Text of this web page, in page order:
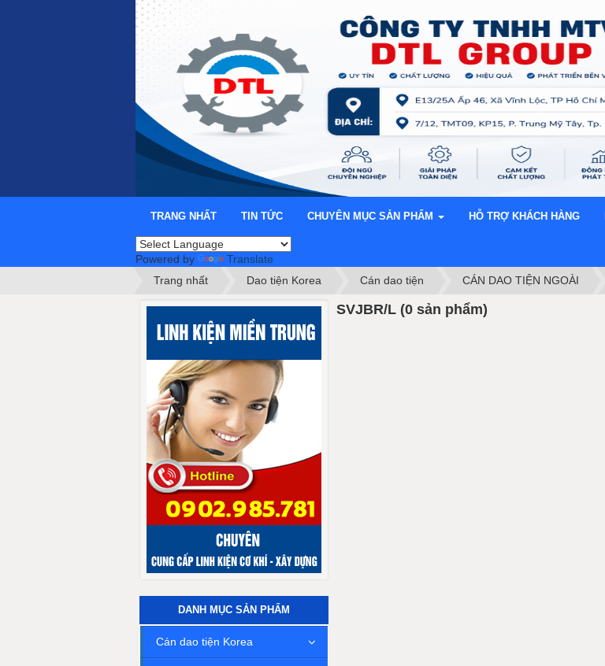
TRANG NHẤT TIN TỨC CHUYÊN MỤC SẢN PHẨM HỖ TRỢ KHÁCH HÀNG
Powered by
Translate
Trang nhất
Dao tiện Korea Cán dao tiện CÁN DAO TIỆN NGOÀI
SVJBR/L (0 sản phẩm)
DANH MỤC SẢN PHẨM
Cán dao tiện Korea